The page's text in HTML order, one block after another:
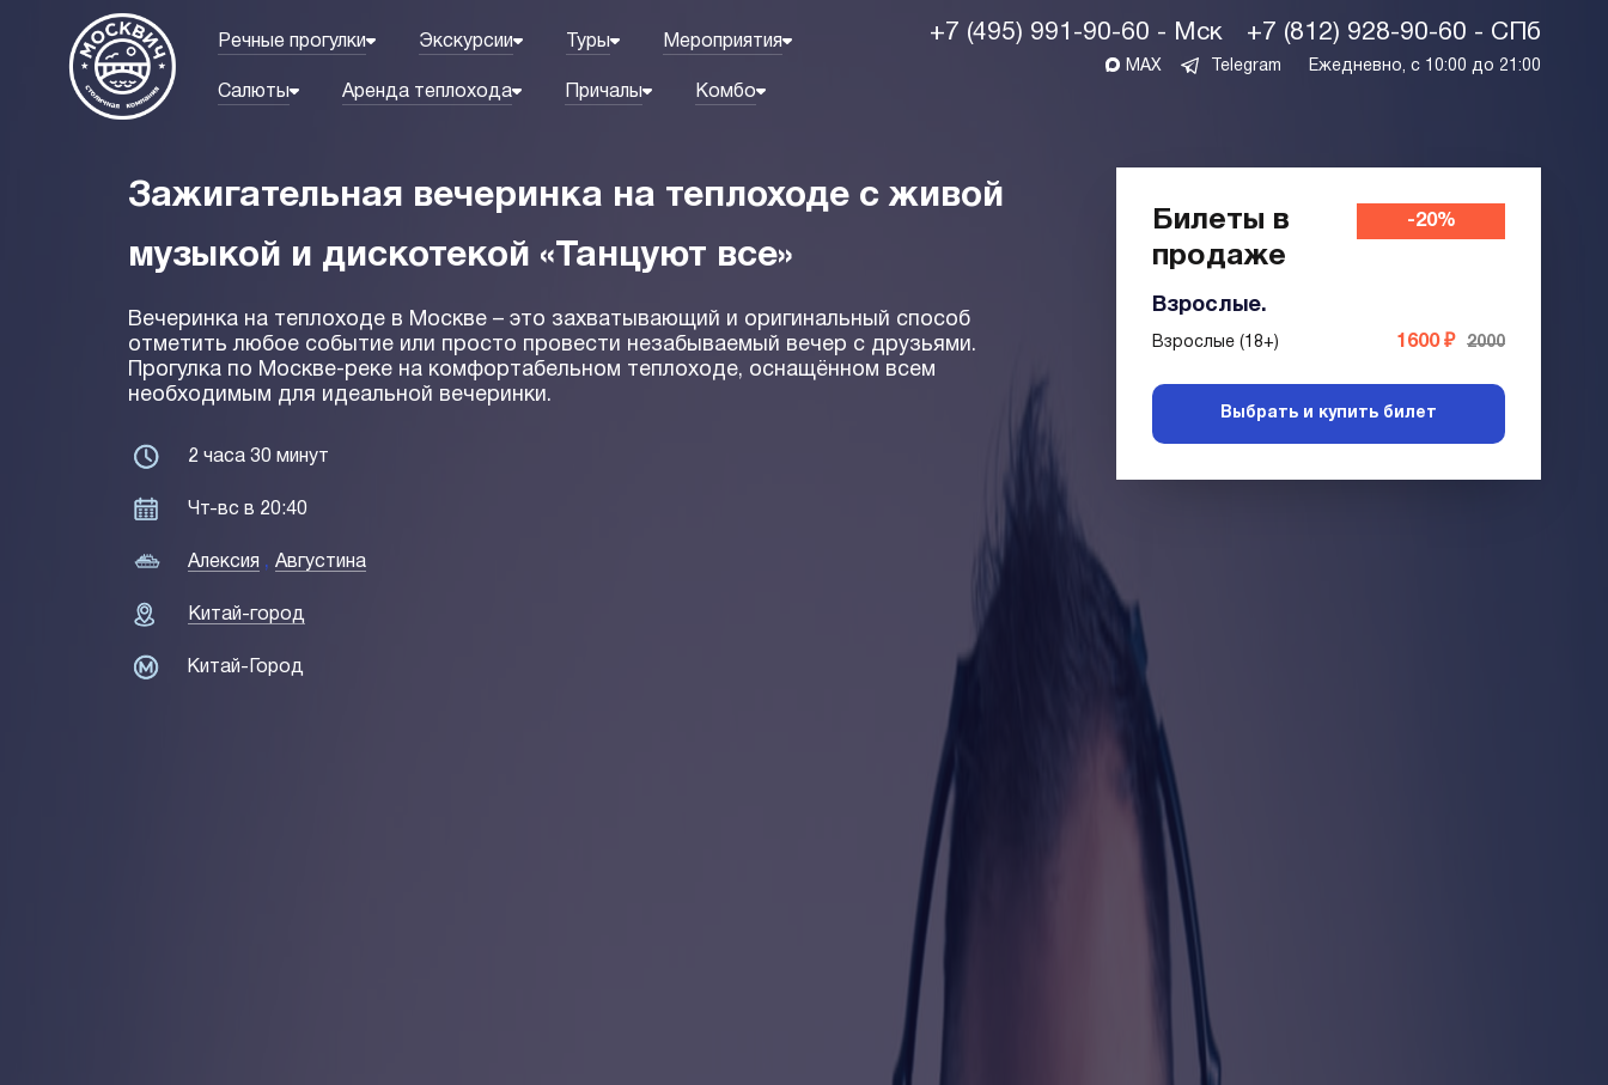
Речные прогулки Экскурсии Туры Мероприятия
Салюты Аренда теплохода Причалы Комбо
+7 (495) 991-90-60 - Мск +7 (812) 928-90-60 - СПб
MAX Telegram Ежедневно, с 10:00 до 21:00
Зажигательная вечеринка на теплоходе с живой
музыкой и дискотекой «Танцуют все»
Вечеринка на теплоходе в Москве – это захватывающий и оригинальный способ
отметить любое событие или просто провести незабываемый вечер с друзьями.
Прогулка по Москве-реке на комфортабельном теплоходе, оснащённом всем
необходимым для идеальной вечеринки.
2 часа 30 минут
Чт-вс в 20:40
Алексия ,Августина
Китай-город
Китай-Город
Билеты в
продаже
-20%
Взрослые.
Взрослые (18+) 2000
1600 ₽
Выбрать и купить билет